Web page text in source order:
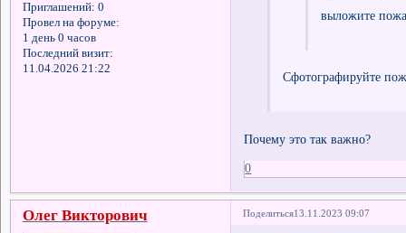
Приглашений: 0
Провел на форуме:
1 день 0 часов
Последний визит:
11.04.2026 21:22
выложите
Сфотографируйте
Почему это так важно?
0
Поделиться13.11.2023 09:07
Олег Викторович